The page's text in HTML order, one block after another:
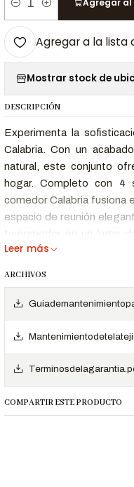
Cantidad
Agregar a la lista
Mostrar stock de
DESCRIPCIÓN
Experimenta la
Calabria. Con un
natural, este conjunto
hogar. Completo con 4
comedor Calabria fusiona
espacio de reunión
tu comedor en un lugar
encuentran.
Color
Estructura: Negro
Diámetro 1.10 alto 0.76 cm
Material
Leer más
ARCHIVOS
COMPARTIR ESTE PRODUCTO